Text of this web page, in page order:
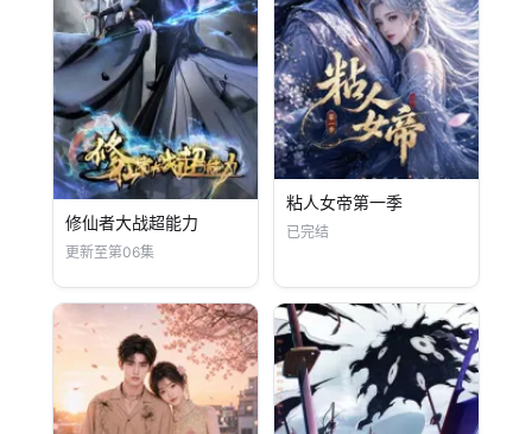
修仙者大战超能力
更新至第06集
粘人女帝第一季
已完结